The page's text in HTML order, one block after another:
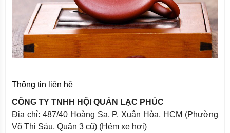
Thông tin liên hệ
CÔNG TY TNHH HỘI QUÁN LẠC PHÚC
Địa chỉ: 487/40 Hoàng Sa, P. Xuân Hòa, HCM (Phường
Võ Thị Sáu, Quận 3 cũ) (Hẻm xe hơi)